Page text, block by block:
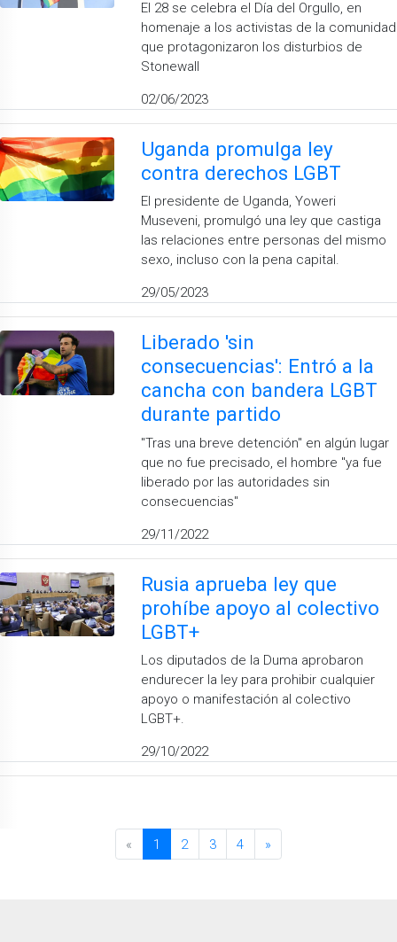
El 28 se celebra el Día del Orgullo, en
homenaje a los activistas de la comunidad
que protagonizaron los disturbios de
Stonewall
02/06/2023
Uganda promulga ley
contra derechos LGBT
El presidente de Uganda, Yoweri
Museveni, promulgó una ley que castiga
las relaciones entre personas del mismo
sexo, incluso con la pena capital.
29/05/2023
Liberado 'sin
consecuencias': Entró a la
cancha con bandera LGBT
durante partido
''Tras una breve detención'' en algún lugar
que no fue precisado, el hombre ''ya fue
liberado por las autoridades sin
consecuencias''
29/11/2022
Rusia aprueba ley que
prohíbe apoyo al colectivo
LGBT+
Los diputados de la Duma aprobaron
endurecer la ley para prohibir cualquier
apoyo o manifestación al colectivo
LGBT+.
29/10/2022
« 1 2 3 4 »